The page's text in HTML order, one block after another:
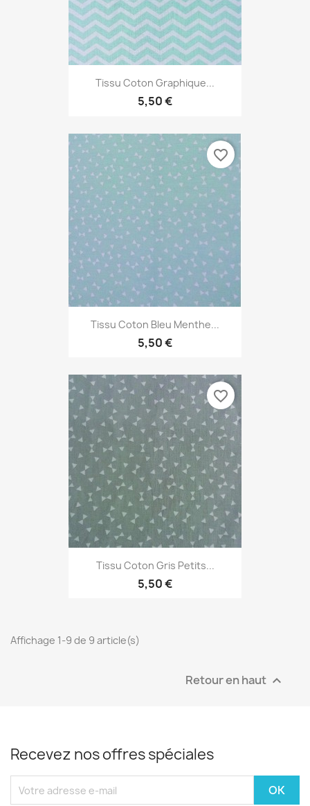
Tissu Coton Graphique...
5,50 €
Tissu Coton Bleu Menthe...
5,50 €
favorite_border
Tissu Coton Gris Petits...
5,50 €
favorite_border
Affichage 1-9 de 9 article(s)
Retour en haut 
Recevez nos offres spéciales